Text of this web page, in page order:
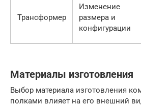
Трансформер
Изменение
размера и
конфигурации
Материалы изготовления
Выбор материала изготовления
полками влияет на его внешний